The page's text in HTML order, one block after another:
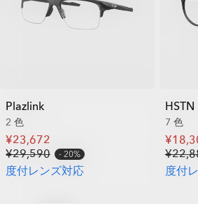
Plazlink
2 色
¥23,672
¥29,590
20%
度付レンズ対応
HSTN
7 色
度付